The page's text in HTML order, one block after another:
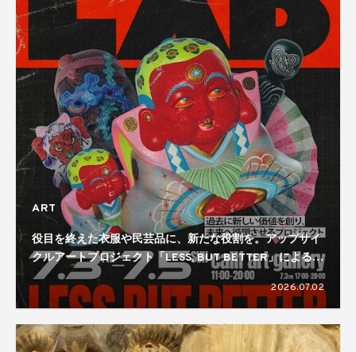
ART
役目を終えた衣服や民芸品に、新たな役割を。アップサイ
クルアートプロジェクト「LESS, BUT BETTER」による展
覧会が開催
2026.07.02